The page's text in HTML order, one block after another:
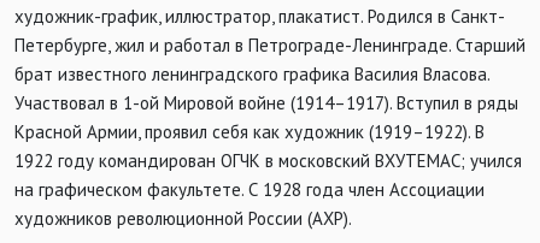
художник-график, иллюстратор, плакатист. Родился в Санкт-
Петербурге, жил и работал в Петрограде-Ленинграде. Старший
брат известного ленинградского графика Василия Власова.
Участвовал в 1-ой Мировой войне (1914–1917). Вступил в ряды
Красной Армии, проявил себя как художник (1919–1922). В
1922 году командирован ОГЧК в московский ВХУТЕМАС; учился
на графическом факультете. С 1928 года член Ассоциации
художников революционной России (АХР).